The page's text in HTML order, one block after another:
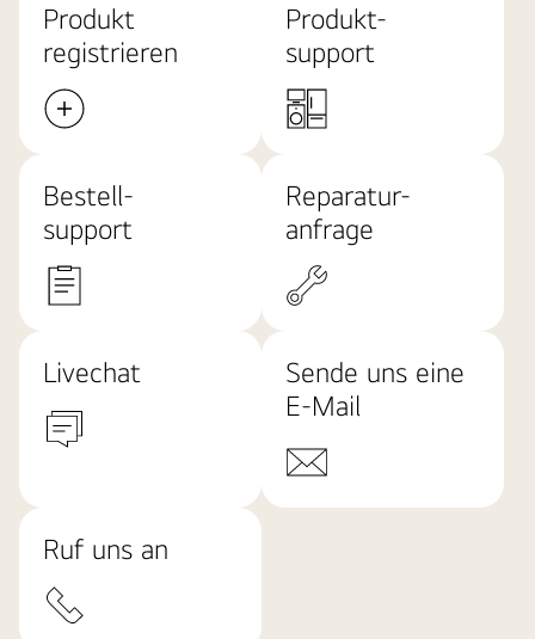
Produkt
registrieren
Produkt-
support
Bestell-
support
Reparatur-
anfrage
Livechat
Sende uns eine
E-Mail
Ruf uns an